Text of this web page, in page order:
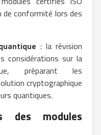
conformité lors des
: la révision
considérations sur la
préparant les
cryptographique
quantiques.
des modules